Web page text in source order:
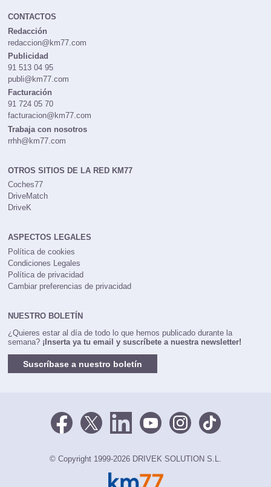
CONTACTOS
Redacción
redaccion@km77.com
Publicidad
91 513 04 95
publi@km77.com
Facturación
91 724 05 70
facturacion@km77.com
Trabaja con nosotros
rrhh@km77.com
OTROS SITIOS DE LA RED KM77
Coches77
DriveMatch
DriveK
ASPECTOS LEGALES
Política de cookies
Condiciones Legales
Política de privacidad
Cambiar preferencias de privacidad
NUESTRO BOLETÍN
¿Quieres estar al día de todo lo que hemos publicado durante la
semana? ¡Inserta ya tu email y suscríbete a nuestra newsletter!
Suscríbase a nuestro boletín
© Copyright 1999-2026 DRIVEK SOLUTION S.L.